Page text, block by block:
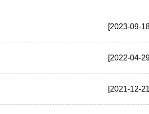
[2023-09-
[2022-04-
[2021-12-